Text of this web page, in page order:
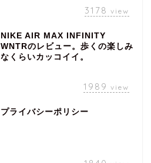
3178 view
NIKE AIR MAX INFINITY
WNTRのレビュー。歩くの楽しみ
なくらいカッコイイ。
1989 view
プライバシーポリシー